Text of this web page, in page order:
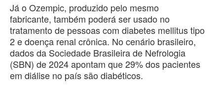
Já o Ozempic, produzido pelo mesmo
fabricante, também poderá ser usado no
tratamento de pessoas com diabetes mellitus tipo
2 e doença renal crônica. No cenário brasileiro,
dados da Sociedade Brasileira de Nefrologia
(SBN) de 2024 apontam que 29% dos pacientes
em diálise no país são diabéticos.